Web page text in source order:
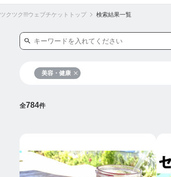
ツクツク!!!ウェブチケットトップ 検索結果一覧
美容・健康
全784件